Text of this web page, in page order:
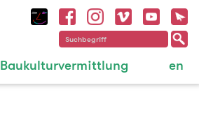
Baukulturvermittlung en